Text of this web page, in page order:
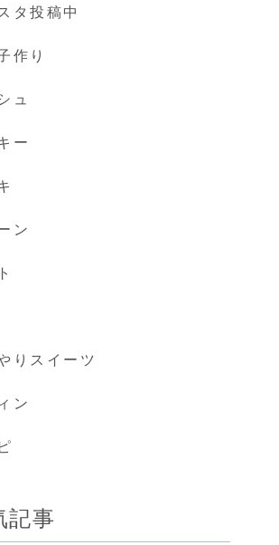
タ投稿中
作り
ュ
ー
ン
りスイーツ
ン
記事